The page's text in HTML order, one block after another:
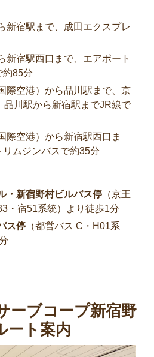
新宿駅まで、成田エクスプレ
新宿駅西口まで、エアポート
約85分
際空港）から品川駅まで、京
品川駅から新宿駅までJR線で
際空港）から新宿駅西口ま
リムジンバスで約35分
・新宿野村ビルバス停 （京王
・宿51系統）より徒歩1分
ス停 （都営バス C・H01系
ーブコープ新宿野
ート案内